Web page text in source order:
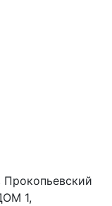
Прокопьевский
1,